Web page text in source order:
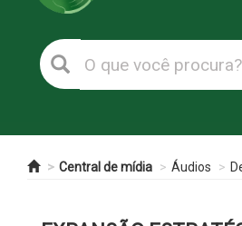
Central de mídia Áudios